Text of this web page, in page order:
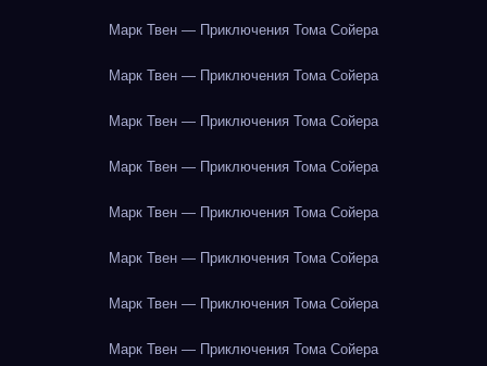
Марк Твен — Приключения Тома Сойера
Марк Твен — Приключения Тома Сойера
Марк Твен — Приключения Тома Сойера
Марк Твен — Приключения Тома Сойера
Марк Твен — Приключения Тома Сойера
Марк Твен — Приключения Тома Сойера
Марк Твен — Приключения Тома Сойера
Марк Твен — Приключения Тома Сойера